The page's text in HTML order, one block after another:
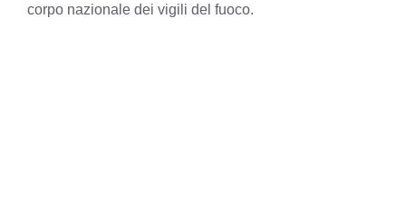
corpo nazionale dei vigili del fuoco.